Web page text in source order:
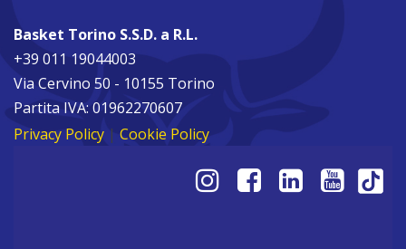
Basket Torino S.S.D. a R.L.
+39 011 19044003
Via Cervino 50 - 10155 Torino
Partita IVA: 01962270607
Privacy Policy | Cookie Policy